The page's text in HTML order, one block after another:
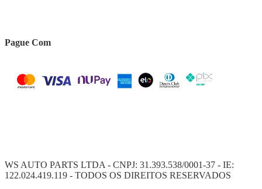
Pague Com
WS AUTO PARTS LTDA - CNPJ: 31.393.538/0001-37 - IE:
122.024.419.119 - TODOS OS DIREITOS RESERVADOS